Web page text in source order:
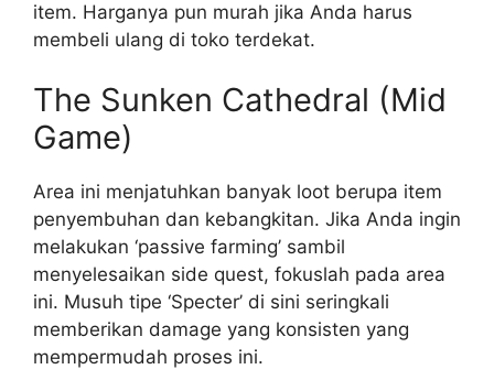
item. Harganya pun murah jika Anda harus
membeli ulang di toko terdekat.
The Sunken Cathedral (Mid
Game)
Area ini menjatuhkan banyak loot berupa item
penyembuhan dan kebangkitan. Jika Anda ingin
melakukan ‘passive farming’ sambil
menyelesaikan side quest, fokuslah pada area
ini. Musuh tipe ‘Specter’ di sini seringkali
memberikan damage yang konsisten yang
mempermudah proses ini.